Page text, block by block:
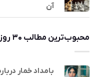
آن
محبوب‌ترین مطالب ۳۰ روز گذشته
بامداد خمار